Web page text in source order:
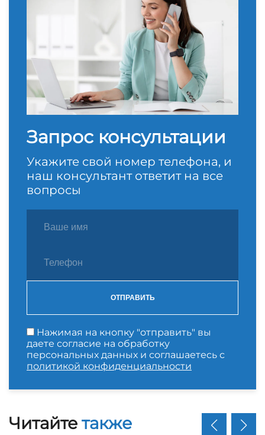
Запрос консультации
Укажите свой номер телефона, и
наш консультант ответит на все
вопросы
ОТПРАВИТЬ
Нажимая на кнопку "отправить" вы
даете согласие на обработку
персональных данных и соглашаетесь с
политикой конфиденциальности
Читайте также